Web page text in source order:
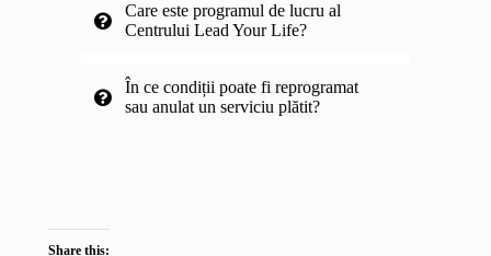
Care este programul de lucru al
Centrului Lead Your Life?
În ce condiții poate fi reprogramat
sau anulat un serviciu plătit?
Share this: